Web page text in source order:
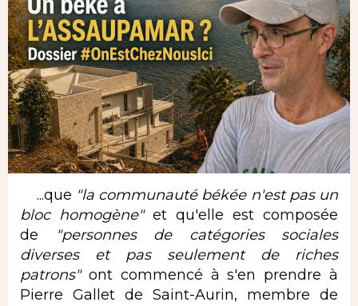
...que "la communauté békée n'est pas un
bloc homogène" et qu'elle est composée
de
"personnes de catégories
sociales
diverses et pas seulement de riches
patrons" ont commencé à s'en prendre à
Pierre Gallet de Saint-Aurin, membre de